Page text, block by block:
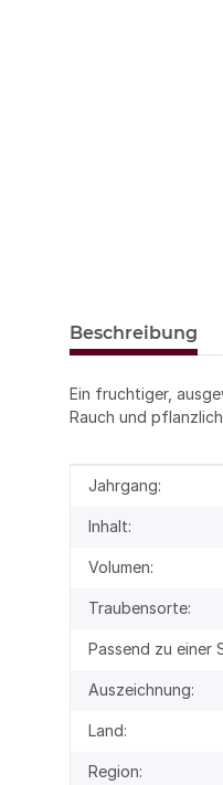
Beschreibung
Ein fruchtiger,
Rauch und
Wert
Jahrgang:
Inhalt:
Volumen:
Traubensorte:
Passend zu einer
Auszeichnung:
Land:
Region: